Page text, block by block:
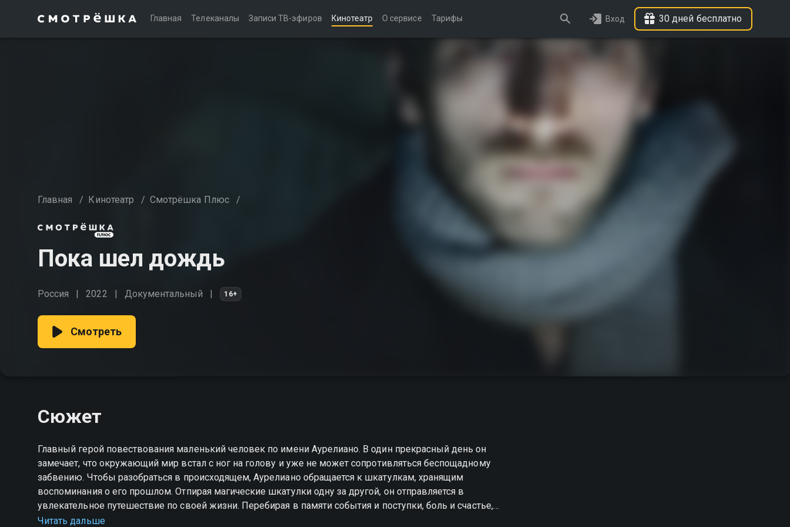
Главная Телеканалы Записи ТВ-эфиров Кинотеатр О сервисе Тарифы Вход 30 дней бесплатно
Главная / Кинотеатр / Смотрёшка Плюс /
Пока шел дождь
Россия 2022 Документальный 16+
Смотреть
Сюжет
Главный герой повествования маленький человек по имени Аурелиано. В один прекрасный день он
замечает, что окружающий мир встал с ног на голову и уже не может сопротивляться беспощадному
забвению. Чтобы разобраться в происходящем, Аурелиано обращается к шкатулкам, хранящим
воспоминания о его прошлом. Отпирая магические шкатулки одну за другой, он отправляется в
увлекательное путешествие по своей жизни. Перебирая в памяти события и поступки, боль и счастье,
свою любовь, мир и войну, вспоминая своих родителей, друзей и возлюбленную, он пытается понять,
Читать дальше